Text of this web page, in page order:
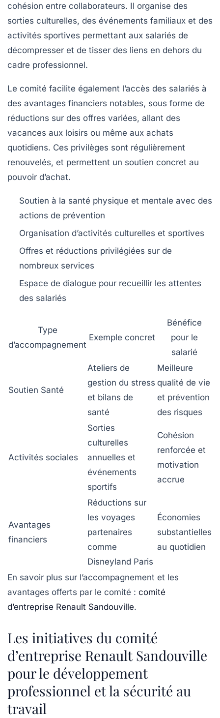
cohésion entre collaborateurs. Il organise des
sorties culturelles, des événements familiaux et des
activités sportives permettant aux salariés de
décompresser et de tisser des liens en dehors du
cadre professionnel.
Le comité facilite également l’accès des salariés à
des avantages financiers notables, sous forme de
réductions sur des offres variées, allant des
vacances aux loisirs ou même aux achats
quotidiens. Ces privilèges sont régulièrement
renouvelés, et permettent un soutien concret au
pouvoir d’achat.
Soutien à la santé physique et mentale avec des
actions de prévention
Organisation d’activités culturelles et sportives
Offres et réductions privilégiées sur de
nombreux services
Espace de dialogue pour recueillir les attentes
des salariés
Type
d’accompagnement
Exemple concret
Bénéfice
pour le
salarié
Soutien Santé
Ateliers de
gestion du stress
et bilans de
santé
Meilleure
qualité de vie
et prévention
des risques
Activités sociales
Sorties
culturelles
annuelles et
événements
sportifs
Cohésion
renforcée et
motivation
accrue
Avantages
financiers
Réductions sur
les voyages
partenaires
comme
Disneyland Paris
Économies
substantielles
au quotidien
En savoir plus sur l’accompagnement et les
avantages offerts par le comité : comité
d’entreprise Renault Sandouville.
Les initiatives du comité
d’entreprise Renault Sandouville
pour le développement
professionnel et la sécurité au
travail